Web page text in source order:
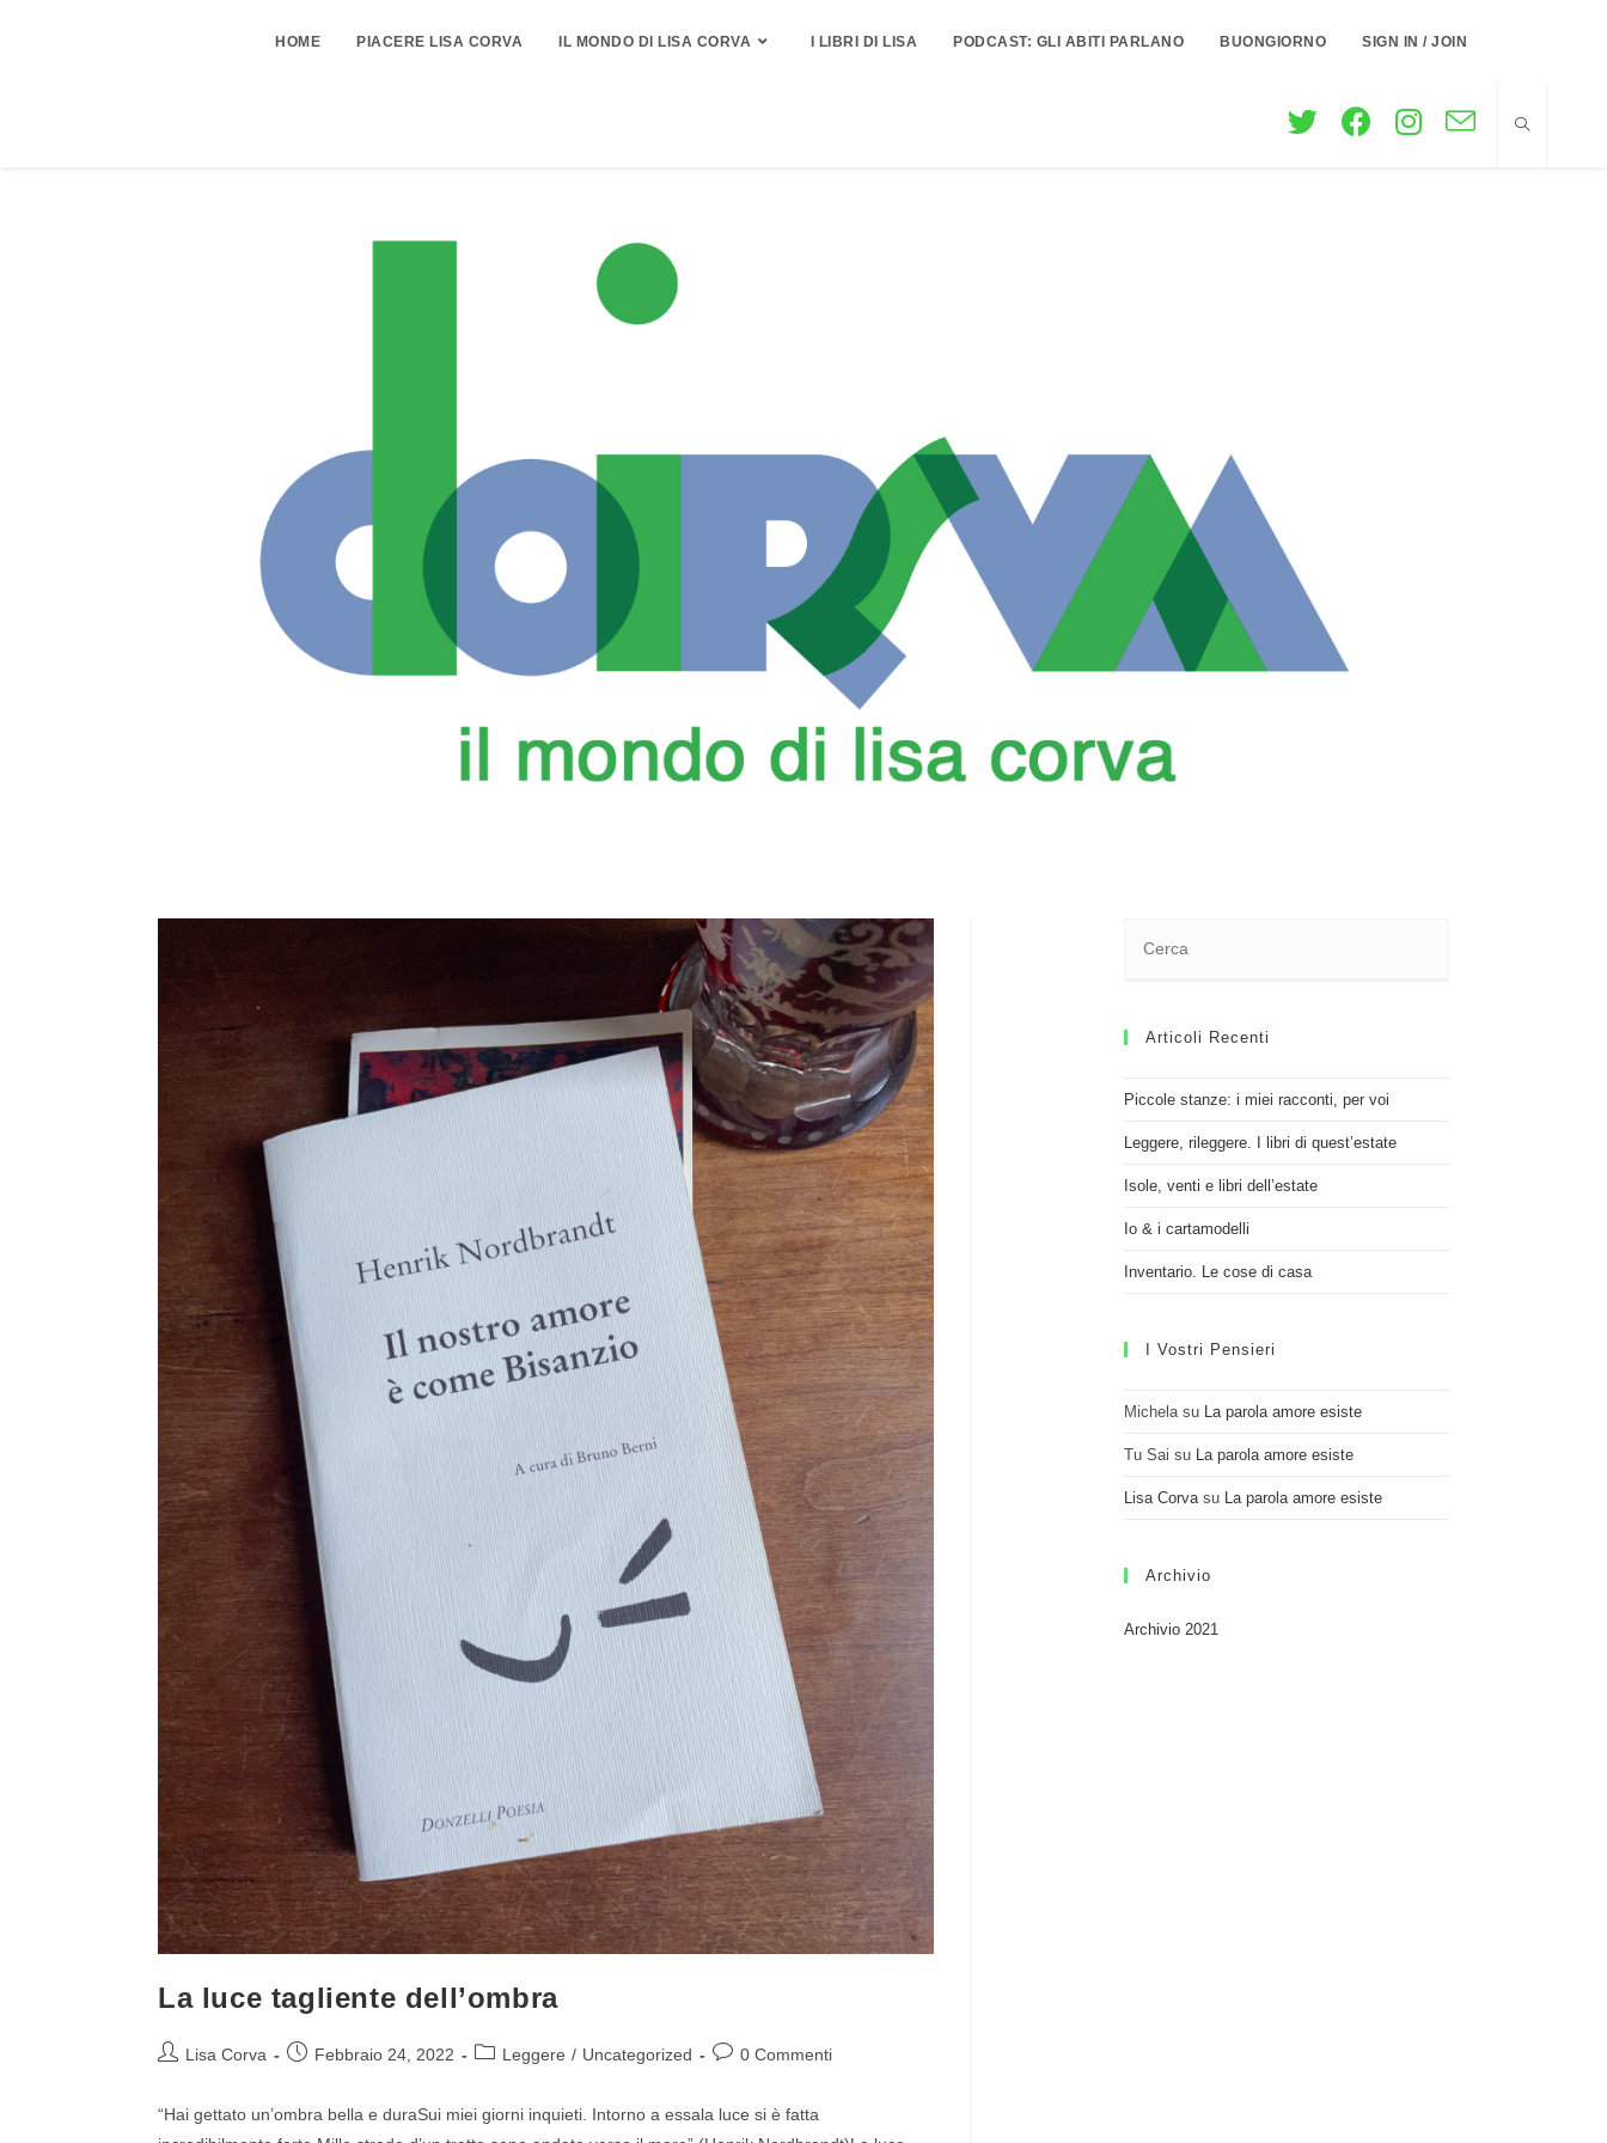
HOME PIACERE LISA CORVA IL MONDO DI LISA CORVA I LIBRI DI LISA PODCAST: GLI ABITI PARLANO BUONGIORNO SIGN IN / JOIN
La luce tagliente dell’ombra
Lisa Corva Febbraio 24, 2022 Leggere / Uncategorized 0 Commenti
“Hai gettato un’ombra bella e duraSui miei giorni inquieti. Intorno a essala luce si è fatta
Articoli Recenti
Piccole stanze: i miei racconti, per voi
Leggere, rileggere. I libri di quest’estate
Isole, venti e libri dell’estate
Io & i cartamodelli
Inventario. Le cose di casa
I Vostri Pensieri
Michelasu La parola amore esiste
Tu Sai su La parola amore esiste
Lisa Corvasu La parola amore esiste
Archivio
Archivio 2021